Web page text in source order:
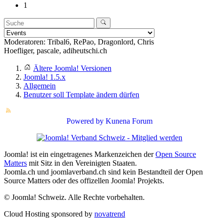
1
Moderatoren: Tribal6, RePao, Dragonlord, Chris
Hoefliger, pascale, adiheutschi.ch
Ältere Joomla! Versionen
Joomla! 1.5.x
Allgemein
Benutzer soll Template ändern dürfen
Powered by Kunena Forum
Joomla! ist ein eingetragenes Markenzeichen derOpen Source
Matters mit Sitz in den Vereinigten Staaten.
Joomla.ch und joomlaverband.ch sind kein Bestandteil der Open
Source Matters oder des offizellen Joomla! Projekts.
© Joomla! Schweiz. Alle Rechte vorbehalten.
Cloud Hosting sponsored by novatrend